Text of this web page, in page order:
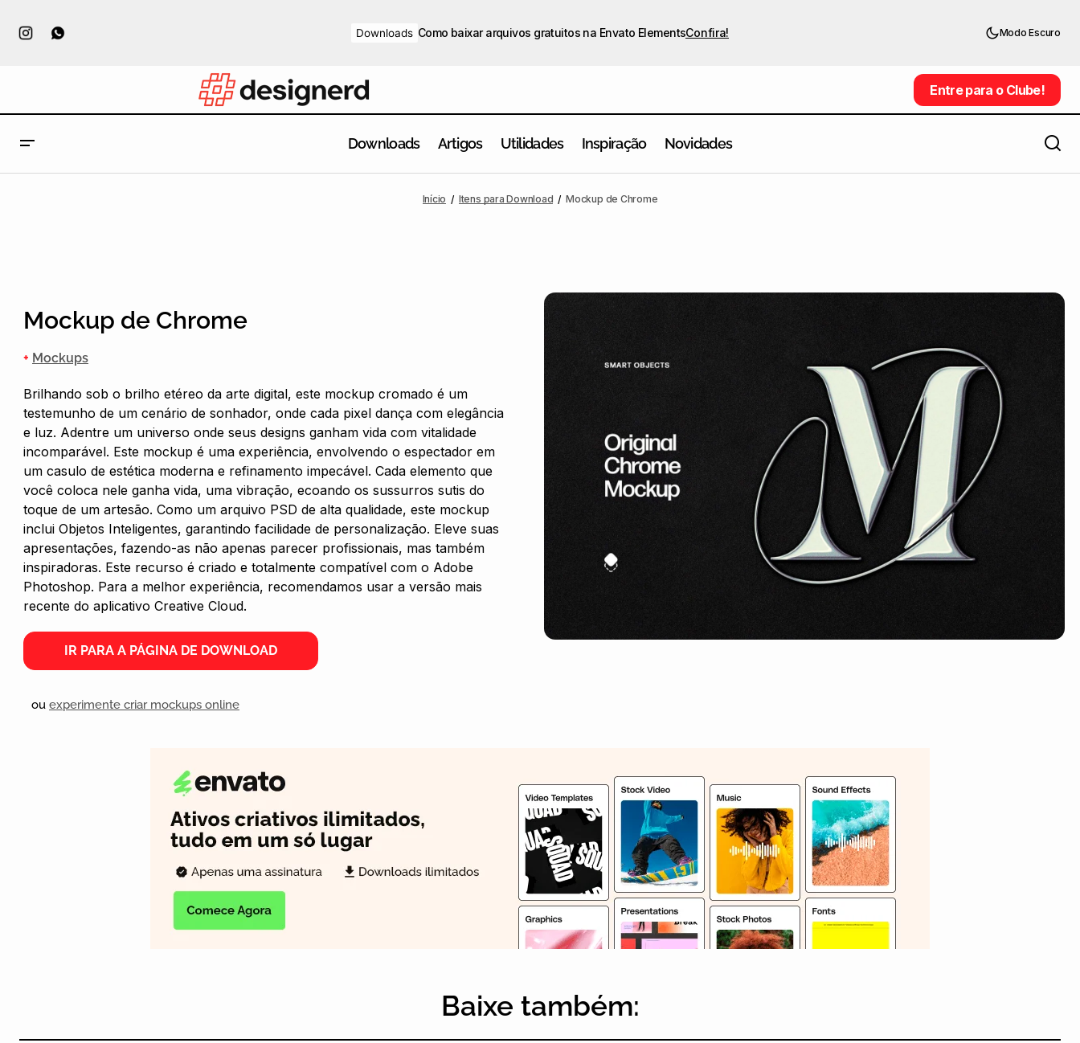
Downloads Como baixar arquivos gratuitos na Envato ElementsConfira! Modo Escuro
Entre para o Clube!
Entre para o Clube!
Downloads Artigos Utilidades Inspiração Novidades
Início Itens para Download Mockup de Chrome
Mockup de Chrome
+ Mockups
Brilhando sob o brilho etéreo da arte digital, este mockup cromado é um
testemunho de um cenário de sonhador, onde cada pixel dança com elegância
e luz. Adentre um universo onde seus designs ganham vida com vitalidade
incomparável. Este mockup é uma experiência, envolvendo o espectador em
um casulo de estética moderna e refinamento impecável. Cada elemento que
você coloca nele ganha vida, uma vibração, ecoando os sussurros sutis do
toque de um artesão. Como um arquivo PSD de alta qualidade, este mockup
inclui Objetos Inteligentes, garantindo facilidade de personalização. Eleve suas
apresentações, fazendo-as não apenas parecer profissionais, mas também
inspiradoras. Este recurso é criado e totalmente compatível com o Adobe
Photoshop. Para a melhor experiência, recomendamos usar a versão mais
recente do aplicativo Creative Cloud.
IR PARA A PÁGINA DE DOWNLOAD
ou experimente criar mockups online
Baixe também: